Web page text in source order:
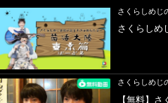
さくらしめじ
さくらしめ
さくらしめじ
【無料】